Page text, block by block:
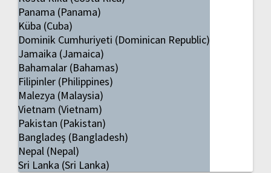
Panama (Panama)
Küba (Cuba)
Dominik Cumhuriyeti (Dominican Republic)
Jamaika (Jamaica)
Bahamalar (Bahamas)
Filipinler (Philippines)
Malezya (Malaysia)
Vietnam (Vietnam)
Pakistan (Pakistan)
Bangladeş (Bangladesh)
Nepal (Nepal)
Sri Lanka (Sri Lanka)